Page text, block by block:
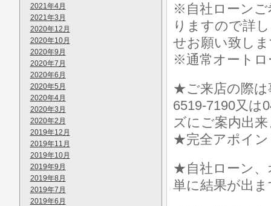
2021年4月
2021年3月
2020年12月
2020年10月
2020年9月
2020年7月
2020年6月
2020年5月
2020年4月
2020年3月
2020年2月
2019年12月
2019年11月
2019年10月
2019年9月
2019年8月
2019年7月
2019年6月
※自社ローンご
りますので詳
せお願い致し
※通常オートロ
★ご来店の際は
6519-7190又は
ズにご案内出
★完全アポイ
★自社ローン、
単に結果が出